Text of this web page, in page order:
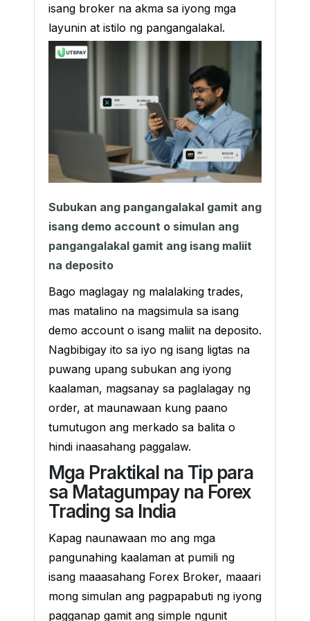
isang broker na akma sa iyong mga
layunin at istilo ng pangangalakal.
Subukan ang pangangalakal gamit ang
isang demo account o simulan ang
pangangalakal gamit ang isang maliit
na deposito
Bago maglagay ng malalaking trades,
mas matalino na magsimula sa isang
demo account o isang maliit na deposito.
Nagbibigay ito sa iyo ng isang ligtas na
puwang upang subukan ang iyong
kaalaman, magsanay sa paglalagay ng
order, at maunawaan kung paano
tumutugon ang merkado sa balita o
hindi inaasahang paggalaw.
Mga Praktikal na Tip para
sa Matagumpay na Forex
Trading sa India
Kapag naunawaan mo ang mga
pangunahing kaalaman at pumili ng
isang maaasahang Forex Broker, maaari
mong simulan ang pagpapabuti ng iyong
pagganap gamit ang simple ngunit